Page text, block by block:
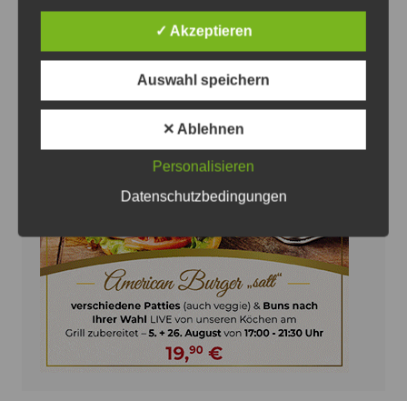
31. Juli 2026
✓ Akzeptieren
Auswahl speichern
✕ Ablehnen
Personalisieren
Datenschutzbedingungen